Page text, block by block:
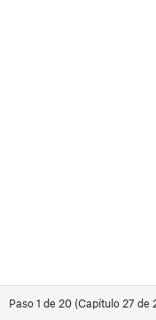
Paso1 de 20 (Capítulo 27 de